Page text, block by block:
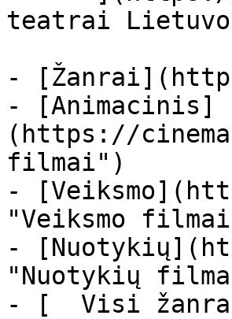
teatrai
-
- [Animacinis]
(https://
filmai")
-
"Veiksmo
-
"Nuotykių
- [  Visi